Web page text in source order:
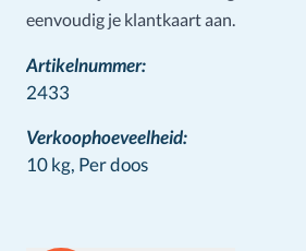
eenvoudig je klantkaart aan.
Artikelnummer:
2433
Verkoophoeveelheid:
10 kg, Per doos